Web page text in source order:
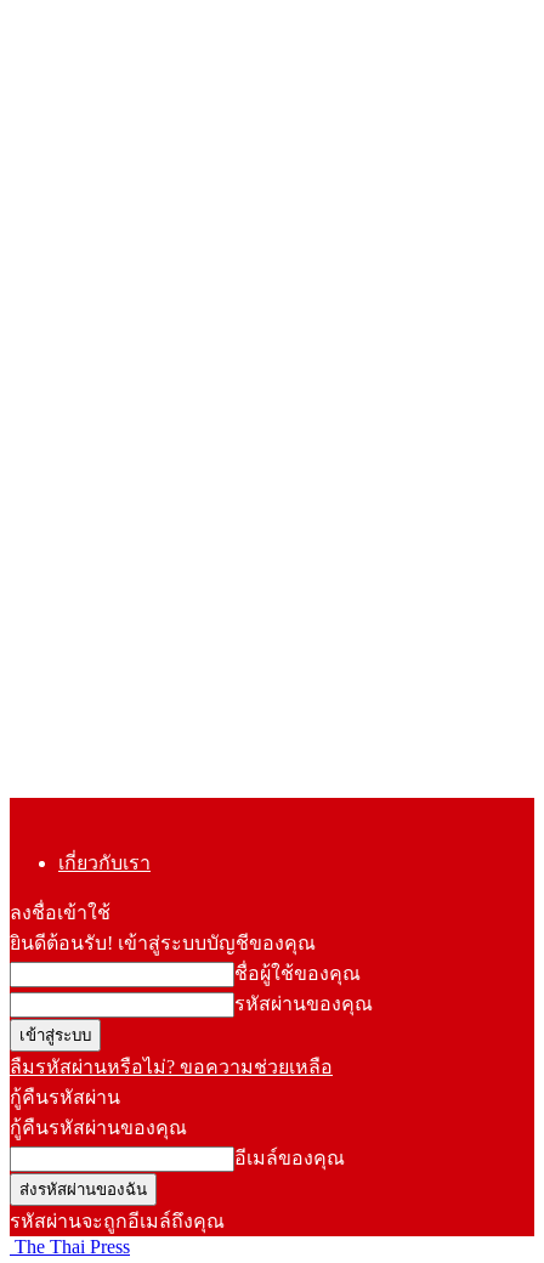
เกี่ยวกับเรา
ลงชื่อเข้าใช้
ยินดีต้อนรับ! เข้าสู่ระบบบัญชีของคุณ
ชื่อผู้ใช้ของคุณ
รหัสผ่านของคุณ
ลืมรหัสผ่านหรือไม่? ขอความช่วยเหลือ
กู้คืนรหัสผ่าน
กู้คืนรหัสผ่านของคุณ
อีเมล์ของคุณ
รหัสผ่านจะถูกอีเมล์ถึงคุณ
The Thai Press